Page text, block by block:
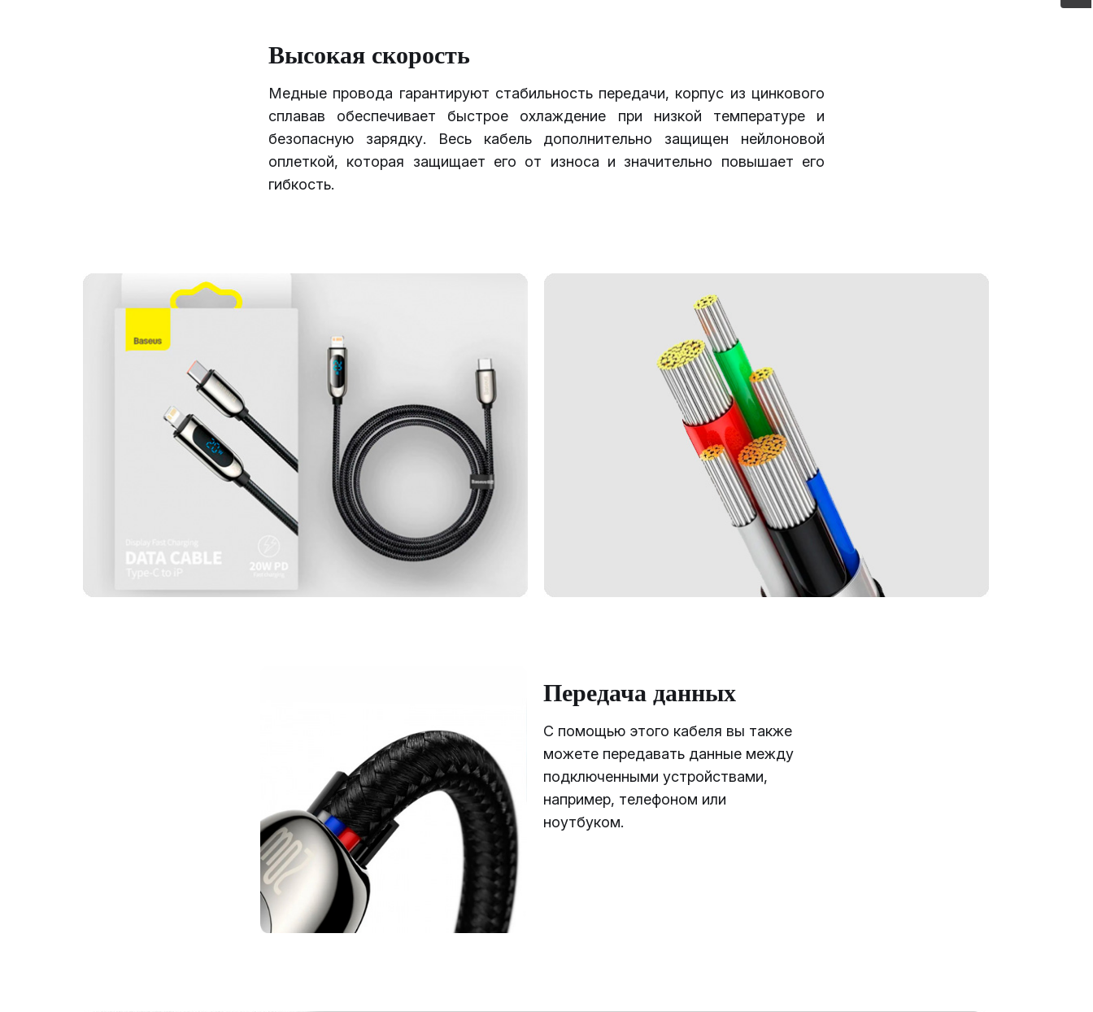
Высокая скорость
Медные провода гарантируют стабильность передачи, корпус из цинкового
сплавав обеспечивает быстрое охлаждение при низкой температуре и
безопасную зарядку. Весь кабель дополнительно защищен нейлоновой
оплеткой, которая защищает его от износа и значительно повышает его
гибкость.
Передача данных
С помощью этого кабеля вы также
можете передавать данные между
подключенными устройствами,
например, телефоном или
ноутбуком.